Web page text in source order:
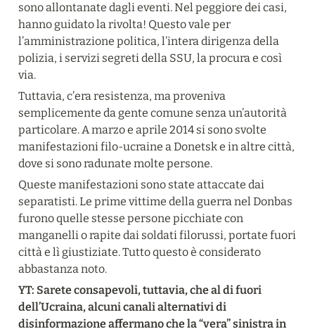
sono allontanate dagli eventi. Nel peggiore dei casi,
hanno guidato la rivolta! Questo vale per
l’amministrazione politica, l’intera dirigenza della
polizia, i servizi segreti della SSU, la procura e così
via.
Tuttavia, c’era resistenza, ma proveniva
semplicemente da gente comune senza un’autorità
particolare. A marzo e aprile 2014 si sono svolte
manifestazioni filo-ucraine a Donetsk e in altre città,
dove si sono radunate molte persone.
Queste manifestazioni sono state attaccate dai
separatisti. Le prime vittime della guerra nel Donbas
furono quelle stesse persone picchiate con
manganelli o rapite dai soldati filorussi, portate fuori
città e lì giustiziate. Tutto questo è considerato
abbastanza noto.
YT: Sarete consapevoli, tuttavia, che al di fuori
dell’Ucraina, alcuni canali alternativi di
disinformazione affermano che la “vera” sinistra in